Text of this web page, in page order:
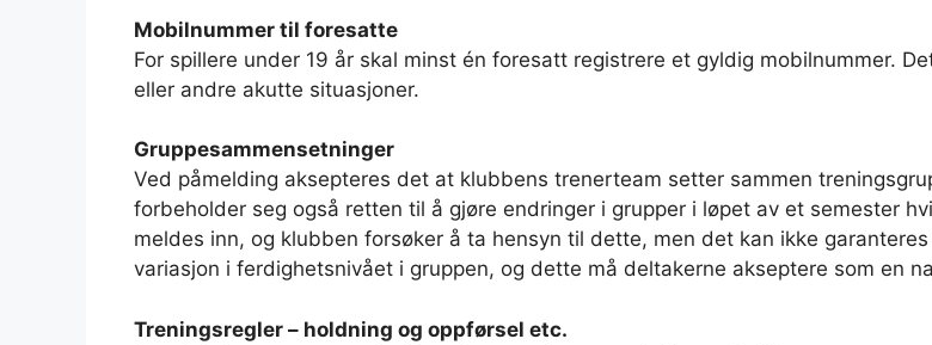
Mobilnummer til foresatte
For spillere under 19 år skal minst én foresatt registrere et gyldig mobilnummer.
eller andre akutte situasjoner.
Gruppesammensetninger
Ved påmelding aksepteres det at klubbens trenerteam setter sammen
forbeholder seg også retten til å gjøre endringer i grupper i løpet av et semester
meldes inn, og klubben forsøker å ta hensyn til dette, men det kan ikke
variasjon i ferdighetsnivået i gruppen, og dette må deltakerne akseptere som en
Treningsregler – holdning og oppførsel etc.